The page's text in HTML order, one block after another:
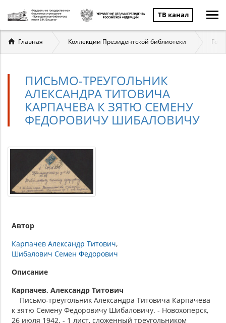
ТВ канал
Вы
здесь
Главная Коллекции Президентской библиотеки
ПИСЬМО-ТРЕУГОЛЬНИК
АЛЕКСАНДРА ТИТОВИЧА
КАРПАЧЕВА К ЗЯТЮ СЕМЕНУ
ФЕДОРОВИЧУ ШИБАЛОВИЧУ
Автор
Карпачев Александр Титович
Шибалович Семен Федорович
Описание
Карпачев, Александр Титович
Письмо-треугольник Александра Титовича Карпачева
к зятю Семену Федоровичу Шибаловичу. - Новохоперск,
26 июля 1942. - 1 лист, сложенный треугольником